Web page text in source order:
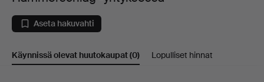
Stuber's
Hammerschlag
Aseta hakuvahti
Käynnissä olevat huutokaupat(0) Lopulliset hinnat